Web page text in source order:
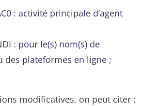
: activité principale d’agent
: pour le(s) nom(s) de
des plateformes en ligne ;
modificatives, on peut citer :